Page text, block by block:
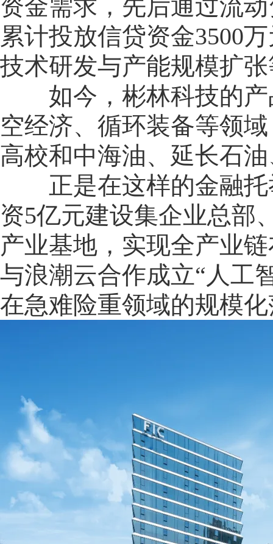
资金需求，先后通过流
累计投放信贷资金3500
技术研发与产能规模扩
如今，彬林科技的产
空经济、循环装备等领
高校和中海油、延长石
正是在这样的金融托
资5亿元建设集企业总部
产业基地，实现全产业
与浪潮云合作成立“人工
在急难险重领域的规模